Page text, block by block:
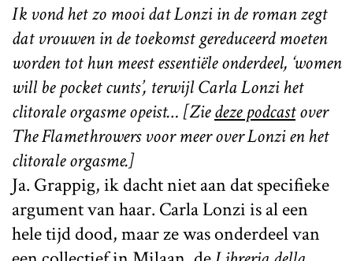
Ik vond het zo mooi dat Lonzi in de roman zegt
dat vrouwen in de toekomst gereduceerd moeten
worden tot hun meest essentiële onderdeel, ‘women
will be pocket cunts’, terwijl Carla Lonzi het
clitorale orgasme opeist… [Ziedeze podcastover
The Flamethrowers voor meer over Lonzi en het
clitorale orgasme.]
Ja. Grappig, ik dacht niet aan dat specifieke
argument van haar. Carla Lonzi is al een
hele tijd dood, maar ze was onderdeel van